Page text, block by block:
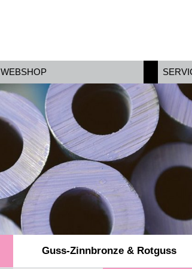
WEBSHOP
Guss-Zinnbronze & Rotguss